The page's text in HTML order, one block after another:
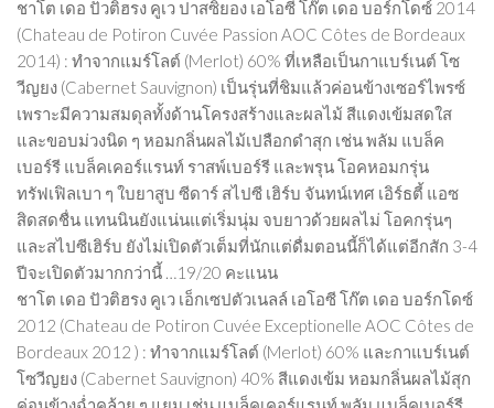
ชาโต เดอ ปัวติฮรง คูเว ปาสซิยอง เอโอซี โก๊ต เดอ บอร์กโดซ์ 2014
(Chateau de Potiron Cuvée Passion AOC Côtes de Bordeaux
2014) : ทำจากแมร์โลต์ (Merlot) 60% ที่เหลือเป็นกาแบร์เนต์ โซ
วีญยง (Cabernet Sauvignon) เป็นรุ่นที่ชิมแล้วค่อนข้างเซอร์ไพรซ์
เพราะมีความสมดุลทั้งด้านโครงสร้างและผลไม้ สีแดงเข้มสดใส
และขอบม่วงนิด ๆ หอมกลิ่นผลไม้เปลือกดำสุก เช่น พลัม แบล็ค
เบอร์รี แบล็คเคอร์แรนท์ ราสพ์เบอร์รี และพรุน โอคหอมกรุ่น
ทรัฟเฟิลเบา ๆ ใบยาสูบ ซีดาร์ สไปซี เฮิร์บ จันทน์เทศ เอิร์ธตี้ แอซ
สิดสดชื่น แทนนินยังแน่นแต่เริ่มนุ่ม จบยาวด้วยผลไม่ โอคกรุ่นๆ
และสไปซีเฮิร์บ ยังไม่เปิดตัวเต็มที่นักแต่ดื่มตอนนี้ก็ได้แต่อีกสัก 3-4
ปีจะเปิดตัวมากกว่านี้ …19/20 คะแนน
ชาโต เดอ ปัวติฮรง คูเว เอ็กเซปตัวเนลล์ เอโอซี โก๊ต เดอ บอร์กโดซ์
2012 (Chateau de Potiron Cuvée Exceptionelle AOC Côtes de
Bordeaux 2012 ) : ทำจากแมร์โลต์ (Merlot) 60% และกาแบร์เนต์
โซวีญยง (Cabernet Sauvignon) 40% สีแดงเข้ม หอมกลิ่นผลไม้สุก